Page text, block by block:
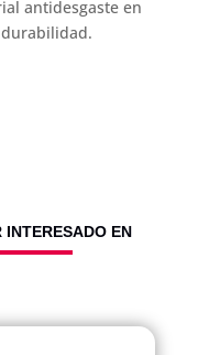
antidesgaste en
INTERESADO EN